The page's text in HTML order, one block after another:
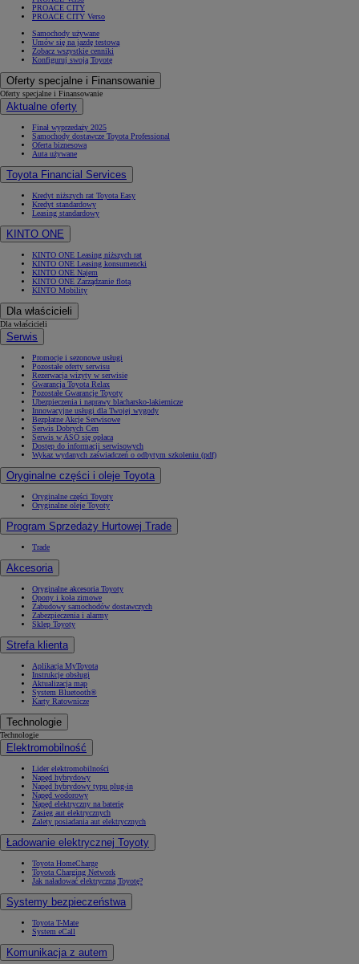
PROACE CITY
PROACE CITY Verso
Samochody używane
Umów się na jazdę testową
Zobacz wszystkie cenniki
Konfiguruj swoją Toyotę
Oferty specjalne i Finansowanie
Oferty specjalne i Finansowanie
Aktualne oferty
Finał wyprzedaży 2025
Samochody dostawcze Toyota Professional
Oferta biznesowa
Auta używane
Toyota Financial Services
Kredyt niższych rat Toyota Easy
Kredyt standardowy
Leasing standardowy
KINTO ONE
KINTO ONE Leasing niższych rat
KINTO ONE Leasing konsumencki
KINTO ONE Najem
KINTO ONE Zarządzanie flotą
KINTO Mobility
Dla właścicieli
Dla właścicieli
Serwis
Promocje i sezonowe usługi
Pozostałe oferty serwisu
Rezerwacja wizyty w serwisie
Gwarancja Toyota Relax
Pozostałe Gwarancje Toyoty
Ubezpieczenia i naprawy blacharsko-lakiernicze
Innowacyjne usługi dla Twojej wygody
Bezpłatne Akcje Serwisowe
Serwis Dobrych Cen
Serwis w ASO się opłaca
Dostęp do informacji serwisowych
Wykaz wydanych zaświadczeń o odbytym szkoleniu (pdf)
Oryginalne części i oleje Toyota
Oryginalne części Toyoty
Oryginalne oleje Toyoty
Program Sprzedaży Hurtowej Trade
Trade
Akcesoria
Oryginalne akcesoria Toyoty
Opony i koła zimowe
Zabudowy samochodów dostawczych
Zabezpieczenia i alarmy
Sklep Toyoty
Strefa klienta
Aplikacja MyToyota
Instrukcje obsługi
Aktualizacja map
System Bluetooth®
Karty Ratownicze
Technologie
Technologie
Elektromobilność
Lider elektromobilności
Napęd hybrydowy
Napęd hybrydowy typu plug-in
Napęd wodorowy
Napęd elektryczny na baterię
Zasięg aut elektrycznych
Zalety posiadania aut elektrycznych
Ładowanie elektrycznej Toyoty
Toyota HomeCharge
Toyota Charging Network
Jak naładować elektryczną Toyotę?
Systemy bezpieczeństwa
Toyota T-Mate
System eCall
Komunikacja z autem